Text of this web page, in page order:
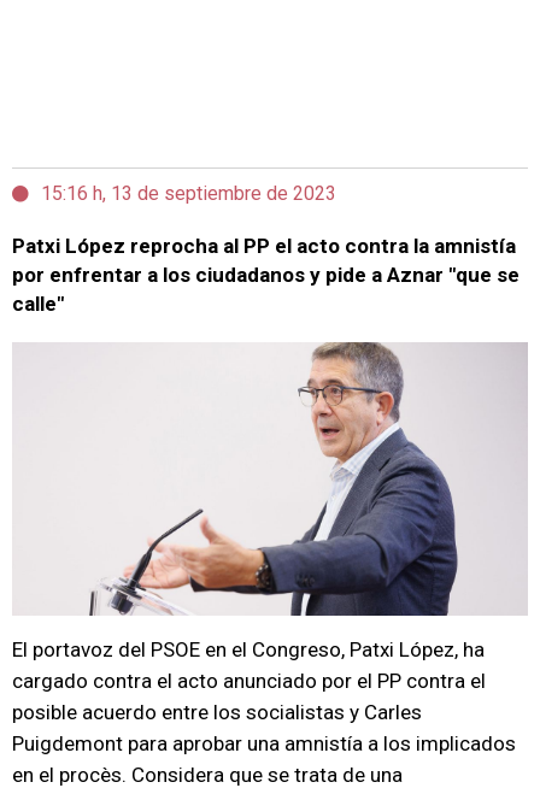
15:16 h, 13 de septiembre de 2023
Patxi López reprocha al PP el acto contra la amnistía
por enfrentar a los ciudadanos y pide a Aznar "que se
calle"
El portavoz del PSOE en el Congreso, Patxi López, ha
cargado contra el acto anunciado por el PP contra el
posible acuerdo entre los socialistas y Carles
Puigdemont para aprobar una amnistía a los implicados
en el procès. Considera que se trata de una